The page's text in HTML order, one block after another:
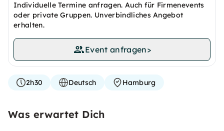
Individuelle Termine anfragen. Auch für Firmenevents
oder private Gruppen. Unverbindliches Angebot
erhalten.
Event anfragen>
2h30 Deutsch Hamburg
Was erwartet Dich